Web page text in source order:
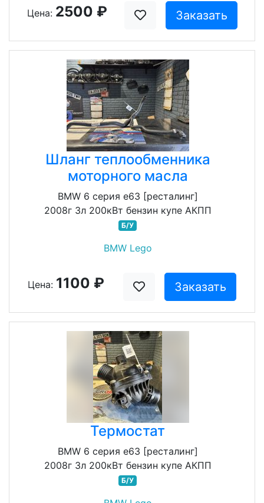
Цена: 2500 ₽ Заказать
Шланг теплообменника
моторного масла
BMW 6 серия e63 [ресталинг]
2008г 3л 200кВт бензин купе АКПП
Б/У
BMW Lego
Цена: 1100 ₽ Заказать
Термостат
BMW 6 серия e63 [ресталинг]
2008г 3л 200кВт бензин купе АКПП
Б/У